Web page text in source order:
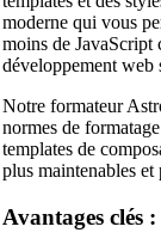
📝Formateurs &
🔧 OUTILS
HTML
CSS Beautifier
TypeScript
moderne qui vous
moins de
développement web
Notre formateur
normes de
templates de
plus maintenables et
Avantages clés :